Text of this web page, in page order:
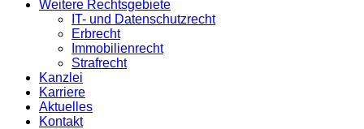
Weitere Rechtsgebiete
IT- und Datenschutzrecht
Erbrecht
Immobilienrecht
Strafrecht
Kanzlei
Karriere
Aktuelles
Kontakt